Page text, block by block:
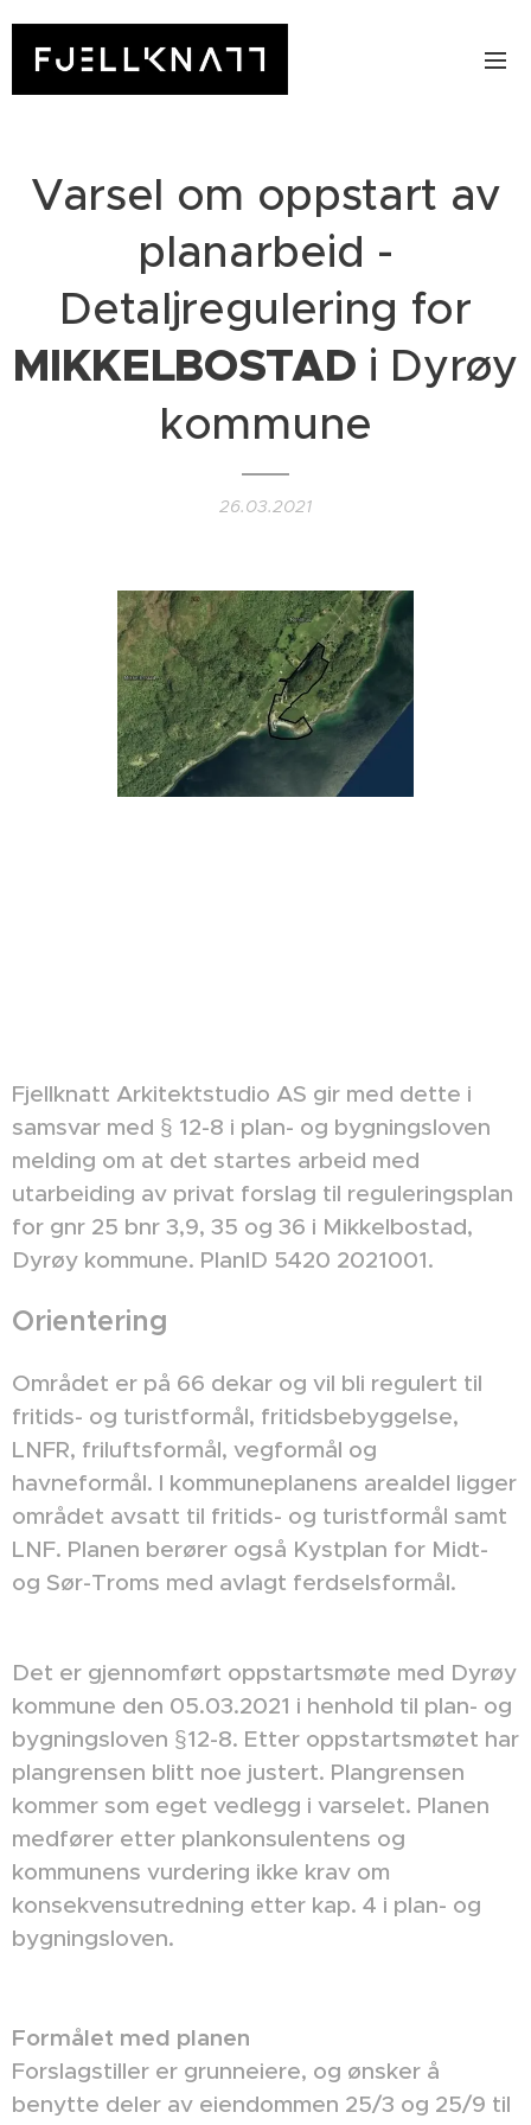
Varsel om oppstart av
planarbeid -
Detaljregulering for
MIKKELBOSTAD i Dyrøy
kommune
26.03.2021
Fjellknatt Arkitektstudio AS gir med dette i
samsvar med § 12-8 i plan- og bygningsloven
melding om at det startes arbeid med
utarbeiding av privat forslag til reguleringsplan
for gnr 25 bnr 3,9, 35 og 36 i Mikkelbostad,
Dyrøy kommune. PlanID 5420 2021001.
Orientering
Området er på 66 dekar og vil bli regulert til
fritids- og turistformål, fritidsbebyggelse,
LNFR, friluftsformål, vegformål og
havneformål. I kommuneplanens arealdel ligger
området avsatt til fritids- og turistformål samt
LNF. Planen berører også Kystplan for Midt-
og Sør-Troms med avlagt ferdselsformål.
Det er gjennomført oppstartsmøte med Dyrøy
kommune den 05.03.2021 i henhold til plan- og
bygningsloven §12-8. Etter oppstartsmøtet har
plangrensen blitt noe justert. Plangrensen
kommer som eget vedlegg i varselet. Planen
medfører etter plankonsulentens og
kommunens vurdering ikke krav om
konsekvensutredning etter kap. 4 i plan- og
bygningsloven.
Formålet med planen
Forslagstiller er grunneiere, og ønsker å
benytte deler av eiendommen 25/3 og 25/9 til